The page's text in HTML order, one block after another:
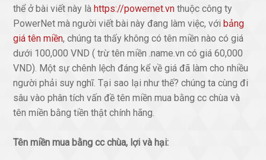
thể ở bài viết này làhttps://powernet.vn thuộc công ty
PowerNet mà người viết bài này đang làm việc, vớibảng
giá tên miền, chúng ta thấy không có tên miền nào có giá
dưới 100,000 VND ( trừ tên miền .name.vn có giá 60,000
VND). Một sự chênh lệch đáng kể về giá đã làm cho nhiều
người phải suy nghĩ. Tại sao lại như thế? chúng ta cùng đi
sâu vào phân tích vấn đề tên miền mua bằng cc chùa và
tên miền bằng tiền thật chính hãng.
Tên miền mua bằng cc chùa, lợi và hại: